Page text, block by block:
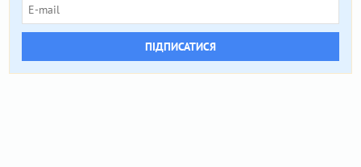
ПІДПИСАТИСЯ